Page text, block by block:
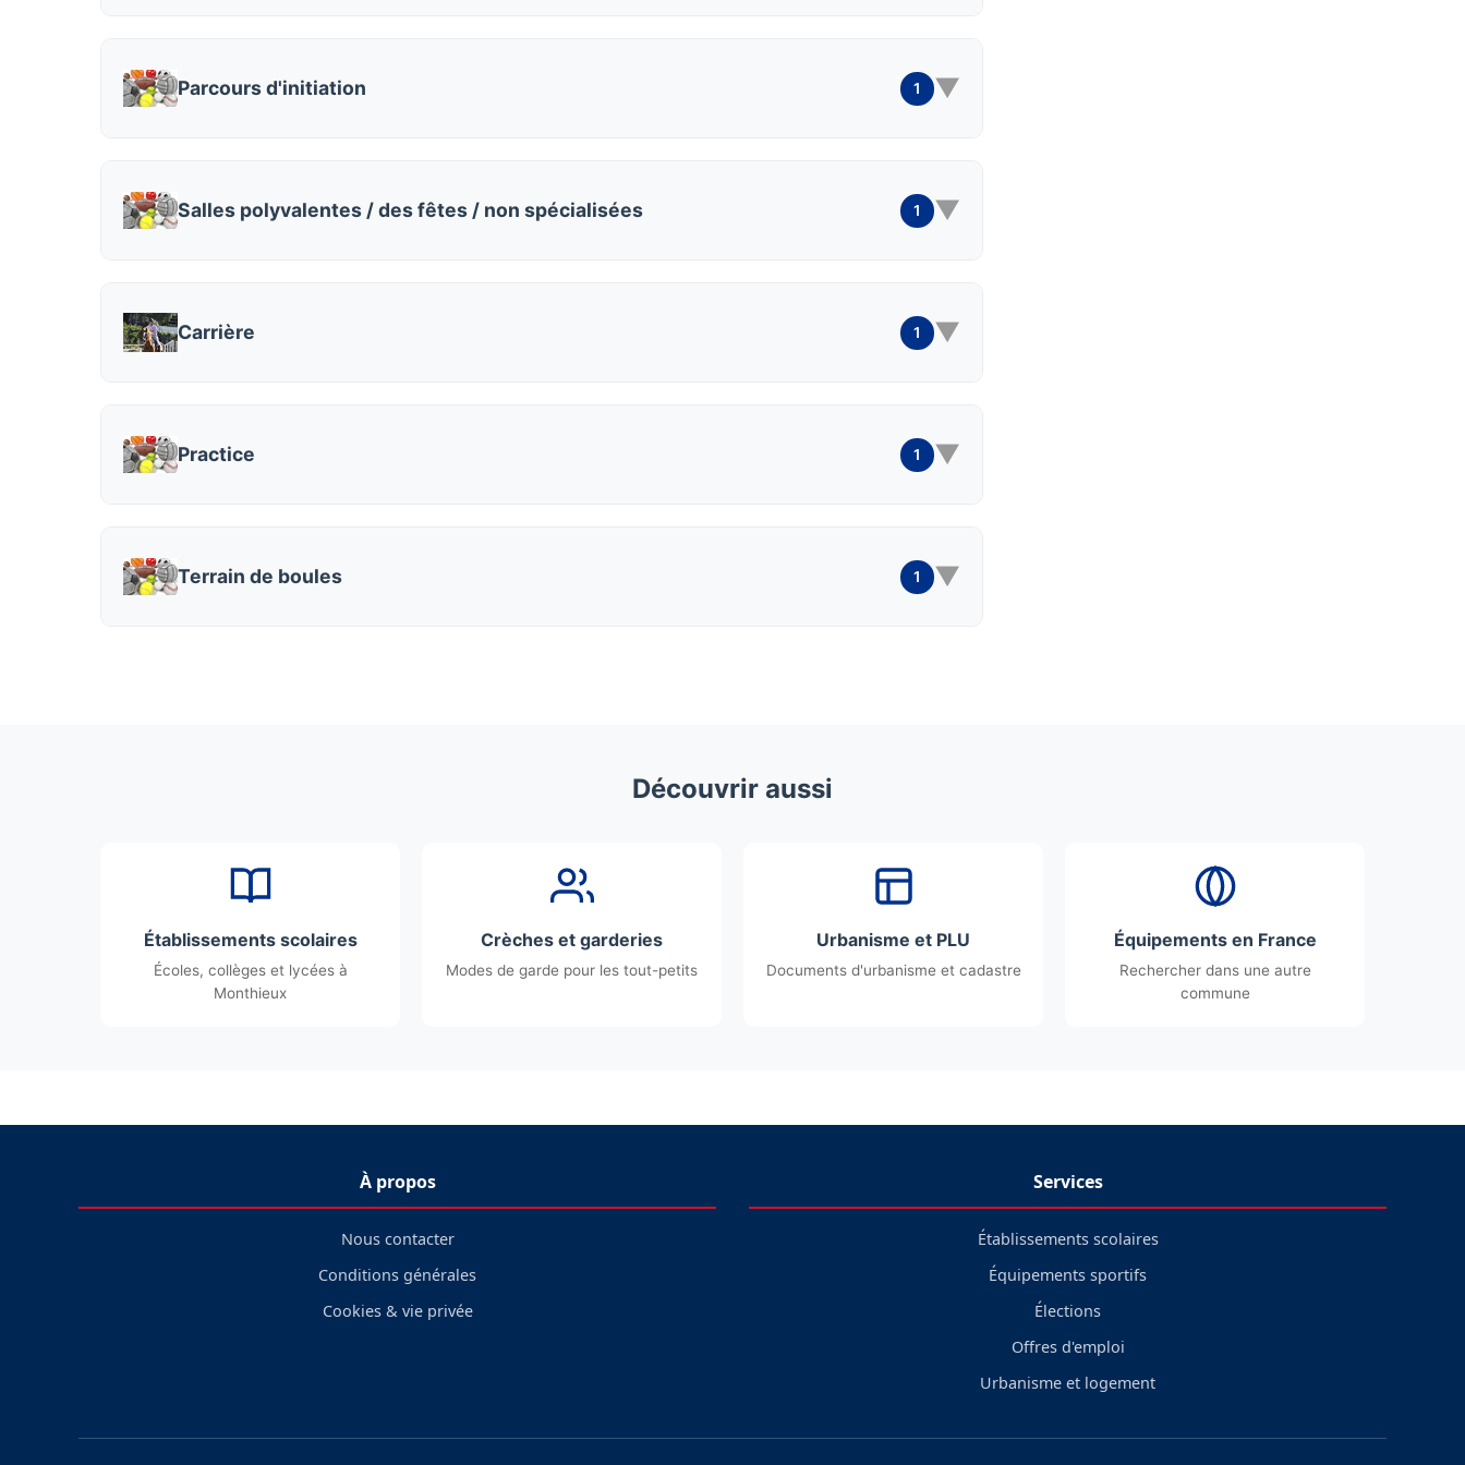
Parcours d'initiation 1 ▼
Salles polyvalentes / des fêtes / non spécialisées 1 ▼
Carrière 1 ▼
Practice 1 ▼
Terrain de boules 1 ▼
Découvrir aussi
Établissements scolaires
Écoles, collèges et lycées à
Monthieux
Crèches et garderies
Modes de garde pour les tout-petits
Urbanisme et PLU
Documents d'urbanisme et cadastre
Équipements en France
Rechercher dans une autre
commune
À propos
Nous contacter
Conditions générales
Cookies & vie privée
Services
Établissements scolaires
Équipements sportifs
Élections
Offres d'emploi
Urbanisme et logement